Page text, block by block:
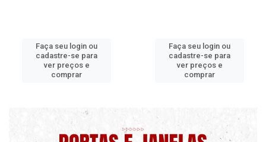
Faça seu login ou
cadastre-se para
ver preços e
comprar
Faça seu login ou
cadastre-se para
ver preços e
comprar